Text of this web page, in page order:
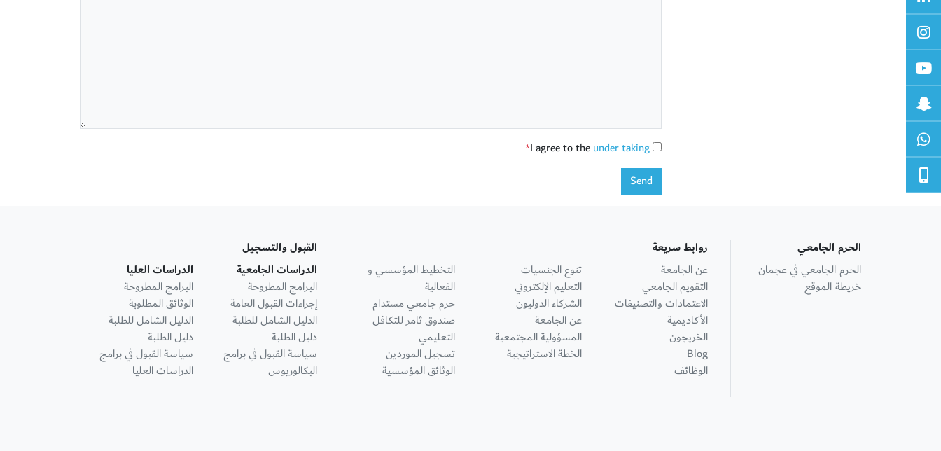
I agree to theunder taking
*
Send
الحرم الجامعي
الحرم الجامعي في عجمان
خريطة الموقع
روابط سريعة
عن الجامعة
التقويم الجامعي
الاعتمادات والتصنيفات
الأكاديمية
الخريجون
Blog
الوظائف
تنوع الجنسيات
التعليم الإلكتروني
الشركاء الدوليون
عن الجامعة
المسؤولية المجتمعية
الخطة الاستراتيجية
التخطيط المؤسسي و
الفعالية
حرم جامعي مستدام
صندوق ثامر للتكافل
التعليمي
تسجيل الموردين
الوثائق المؤسسية
القبول والتسجيل
الدراسات الجامعية
البرامج المطروحة
إجراءات القبول العامة
الدليل الشامل للطلبة
دليل الطلبة
سياسة القبول في برامج
البكالوريوس
الدراسات العليا
البرامج المطروحة
الوثائق المطلوبة
الدليل الشامل للطلبة
دليل الطلبة
سياسة القبول في برامج
الدراسات العليا